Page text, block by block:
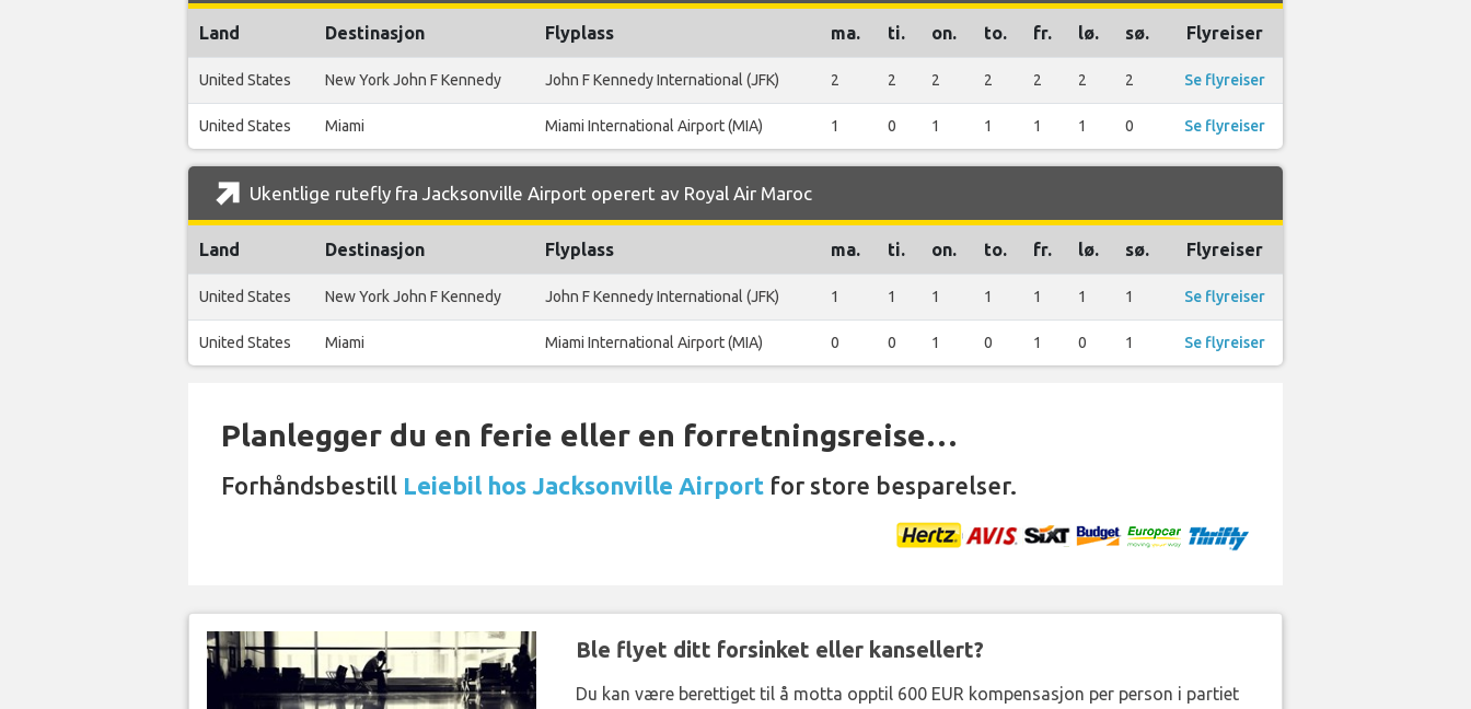
Land Destinasjon Flyplass ma. ti. on. to. fr. lø. sø. Flyreiser
United States New York John F Kennedy John F Kennedy International (JFK) 2 2 2 2 2 2 2 Se flyreiser
United States Miami Miami International Airport (MIA) 1 0 1 1 1 1 0 Se flyreiser
Ukentlige rutefly fra Jacksonville Airport operert av Royal Air Maroc
Land Destinasjon Flyplass ma. ti. on. to. fr. lø. sø. Flyreiser
United States New York John F Kennedy John F Kennedy International (JFK) 1 1 1 1 1 1 1 Se flyreiser
United States Miami Miami International Airport (MIA) 0 0 1 0 1 0 1 Se flyreiser
Planlegger du en ferie eller en forretningsreise…
Forhåndsbestill Leiebil hos Jacksonville Airport for store besparelser.
Ble flyet ditt forsinket eller kansellert?
Du kan være berettiget til å motta opptil 600 EUR kompensasjon per person i partiet